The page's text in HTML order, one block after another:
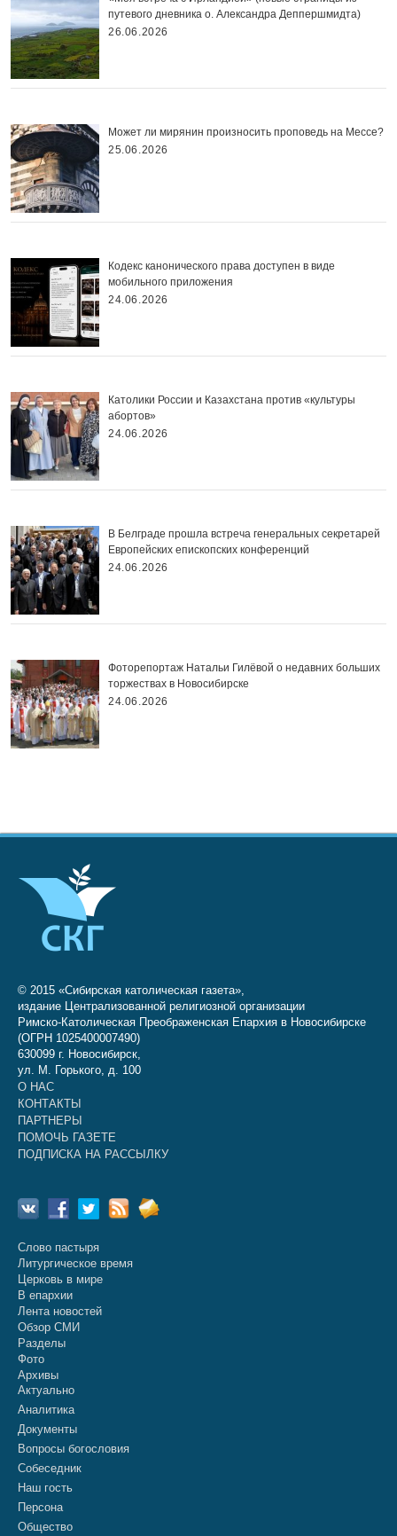
путевого дневника о. Александра Деппершмидта)
26.06.2026
Может ли мирянин произносить проповедь на Мессе?
25.06.2026
Кодекс канонического права доступен в виде
мобильного приложения
24.06.2026
Католики России и Казахстана против «культуры
абортов»
24.06.2026
В Белграде прошла встреча генеральных секретарей
Европейских епископских конференций
24.06.2026
Фоторепортаж Натальи Гилёвой о недавних больших
торжествах в Новосибирске
24.06.2026
© 2015 «Сибирская католическая газета»,
издание Централизованной религиозной организации
Римско-Католическая Преображенская Епархия в Новосибирске
(ОГРН 1025400007490)
630099 г. Новосибирск,
ул. М. Горького, д. 100
О НАС
КОНТАКТЫ
ПАРТНЕРЫ
ПОМОЧЬ ГАЗЕТЕ
ПОДПИСКА НА РАССЫЛКУ
Слово пастыря
Литургическое время
Церковь в мире
В епархии
Лента новостей
Обзор СМИ
Разделы
Фото
Архивы
Актуально
Аналитика
Документы
Вопросы богословия
Собеседник
Наш гость
Персона
Общество